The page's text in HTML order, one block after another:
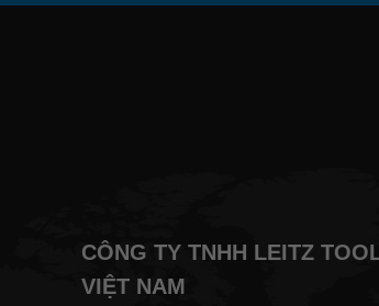
CÔNG TY TNHH LEITZ
VIỆT NAM